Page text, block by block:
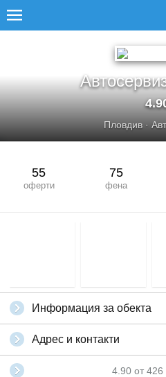
Пловдив·
55
оферти
75
фена
Информация за обекта
Адрес и контакти
4.90 от 426